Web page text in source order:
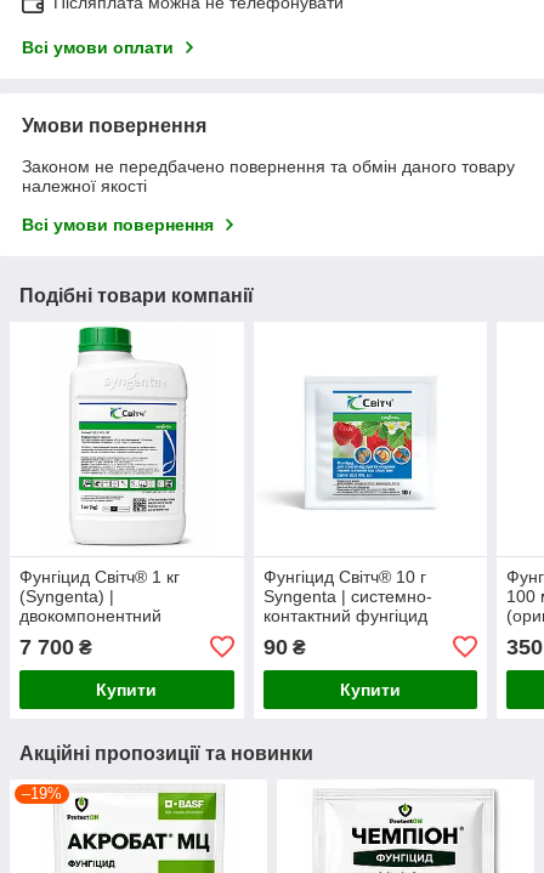
Всі умови оплати
Умови повернення
Законом не передбачено повернення та обмін даного товару
належної якості
Всі умови повернення
Подібні товари компанії
Фунгіцид Світч® 1 кг
(Syngenta) |
двокомпонентний
фунгіцид проти гнилей та
комплексу грибкових
7 700 ₴
Купити
Фунгіцид Світч® 10 г
Syngenta | системно-
контактний фунгіцид
моніліозу, плодових
гнилей, альтернаріозу та
90₴
Купити
100
350
Акційні пропозиції та новинки
–19%